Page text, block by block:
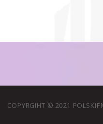
COPYRGIHT © 2021